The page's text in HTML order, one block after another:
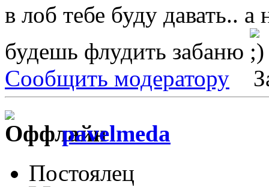
в лоб тебе буду давать..
будешь флудить забаню
Сообщить модератору
pavelmeda
Постоялец